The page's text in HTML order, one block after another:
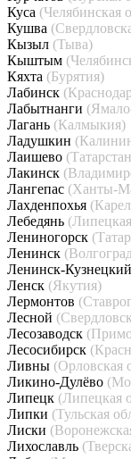
Куса (Челябинская
Кушва
Кызыл (Тыва)
Кыштым
Кяхта (Бурятия)
Лабинск
Лабытнанги
Лагань (Калмыкия)
Ладушкин
Лаишево
Лакинск
Лангепас (Ханты-
Лахденпохья
Лебедянь
Лениногорск
Ленинск
Ленинск-Кузнецкий
Ленск (Якутия)
Лермонтов
Лесной
Лесозаводск
Лесосибирск
Ливны (Орловская
Ликино-Дулёво
Липецк (Липецкая
Липки (Тульская
Лиски
Лихославль